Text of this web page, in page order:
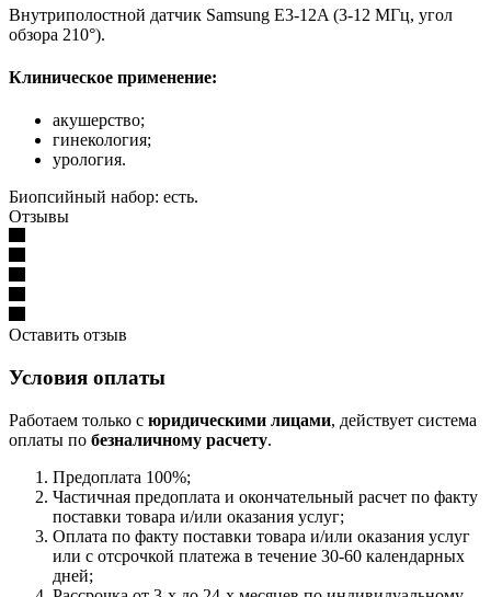
Внутриполостной датчик Samsung E3-12A (3-12 МГц, угол
обзора 210°).
Клиническое применение:
акушерство;
гинекология;
урология.
Биопсийный набор: есть.
Отзывы
Оставить отзыв
Условия оплаты
Работаем только с юридическими лицами, действует система
оплаты по безналичному расчету.
Предоплата 100%;
Частичная предоплата и окончательный расчет по факту
поставки товара и/или оказания услуг;
Оплата по факту поставки товара и/или оказания услуг
или с отсрочкой платежа в течение 30-60 календарных
дней;